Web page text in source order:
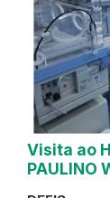
Visita ao
PAULINO